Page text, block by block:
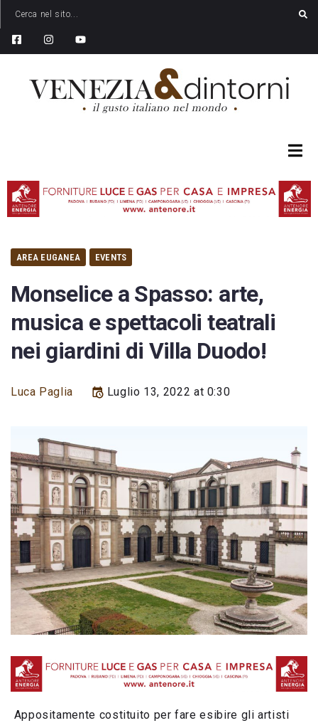
AREA EUGANEA EVENTS
Monselice a Spasso: arte,
musica e spettacoli teatrali
nei giardini di Villa Duodo!
Luca Paglia Luglio 13, 2022 at 0:30
Appositamente costituito per fare esibire gli artisti